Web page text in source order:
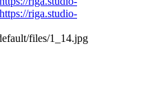
https://riga.studio-
files/1_14.jpg